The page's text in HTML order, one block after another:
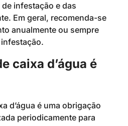
infestação e das
Em geral, recomenda-se
anualmente ou sempre
caixa d’água é
d’água é uma obrigação
periodicamente para